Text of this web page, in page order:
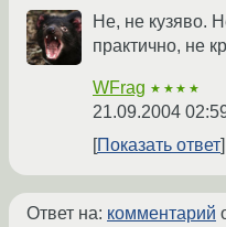
Не, не кузяво.
практично, не
WFrag ★★★★
21.09.2004
Показать ответ
Ответ на: комментарий